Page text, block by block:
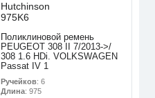
Hutchinson
975K6
Поликлиновой ремень
PEUGEOT 308 II 7/2013->/
308 1.6 HDi. VOLKSWAGEN
Passat IV 1
Ручейков: 6
Длина: 975